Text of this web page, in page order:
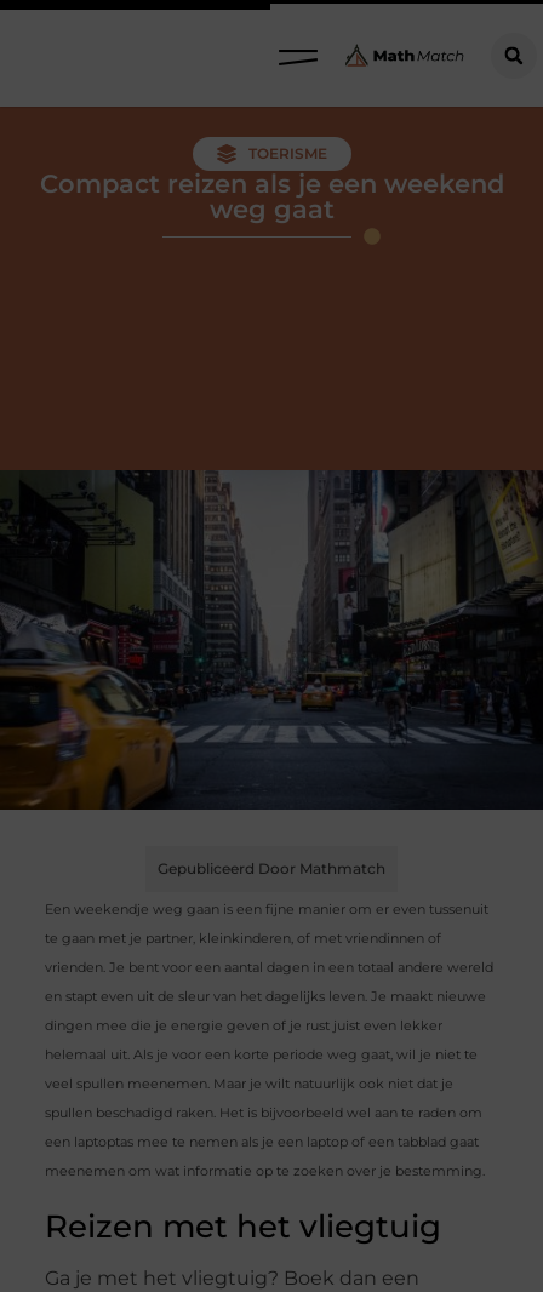
TOERISME
Compact reizen als je een weekend
weg gaat
Gepubliceerd Door Mathmatch
Een weekendje weg gaan is een fijne manier om er even tussenuit
te gaan met je partner, kleinkinderen, of met vriendinnen of
vrienden. Je bent voor een aantal dagen in een totaal andere wereld
en stapt even uit de sleur van het dagelijks leven. Je maakt nieuwe
dingen mee die je energie geven of je rust juist even lekker
helemaal uit. Als je voor een korte periode weg gaat, wil je niet te
veel spullen meenemen. Maar je wilt natuurlijk ook niet dat je
spullen beschadigd raken. Het is bijvoorbeeld wel aan te raden om
een laptoptas mee te nemen als je een laptop of een tabblad gaat
meenemen om wat informatie op te zoeken over je bestemming.
Reizen met het vliegtuig
Ga je met het vliegtuig? Boek dan een